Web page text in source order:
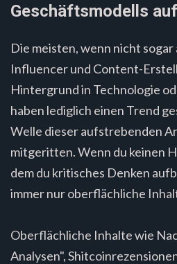
Geschäftsmodells
Die meisten, wenn nicht
Influencer und Content-
Hintergrund in Technologie
haben lediglich einen Trend
Welle dieser aufstrebenden
mitgeritten. Wenn du keinen
dem du kritisches Denken
immer nur oberflächliche
Oberflächliche Inhalte wie
Analysen",